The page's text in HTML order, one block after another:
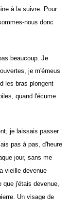
à la suivre. Pour
nous donc
beaucoup. Je
je m'émeus
les bras plongent
quand l'écume
je laissais passer
pas à pas, d'heure
jour, sans me
vieille devenue
que j'étais devenue,
Un visage de